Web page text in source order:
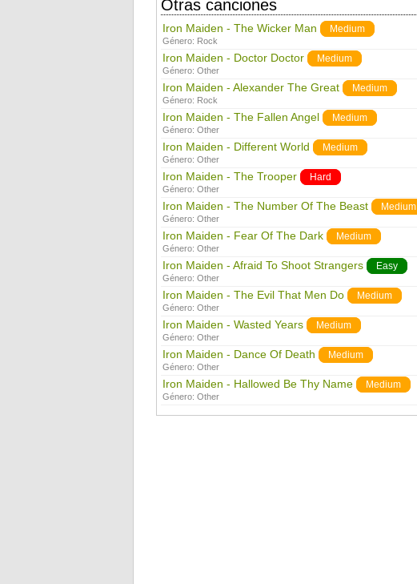
Otras canciones
Iron Maiden - The Wicker Man Medium
Género: Rock
Iron Maiden - Doctor Doctor Medium
Género: Other
Iron Maiden - Alexander The Great Medium
Género: Rock
Iron Maiden - The Fallen Angel Medium
Género: Other
Iron Maiden - Different World Medium
Género: Other
Iron Maiden - The Trooper Hard
Género: Other
Iron Maiden - The Number Of The Beast Medium
Género: Other
Iron Maiden - Fear Of The Dark Medium
Género: Other
Iron Maiden - Afraid To Shoot Strangers Easy
Género: Other
Iron Maiden - The Evil That Men Do Medium
Género: Other
Iron Maiden - Wasted Years Medium
Género: Other
Iron Maiden - Dance Of Death Medium
Género: Other
Iron Maiden - Hallowed Be Thy Name Medium
Género: Other